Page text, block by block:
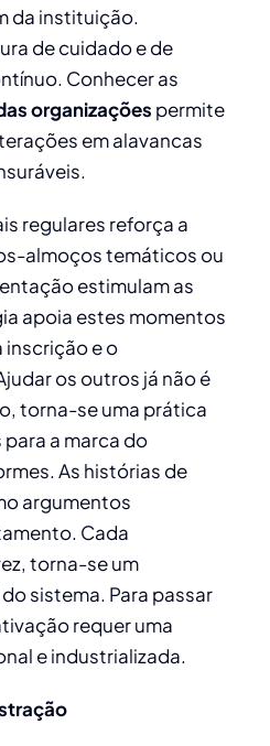
da instituição.
de cuidado e de
Conhecer as
organizações permite
em alavancas
regulares reforça a
almoços temáticos ou
estimulam as
apoia estes momentos
inscrição e o
os outros já não é
torna-se uma prática
a marca do
As histórias de
argumentos
Cada
torna-se um
sistema. Para passar
requer uma
e industrializada.